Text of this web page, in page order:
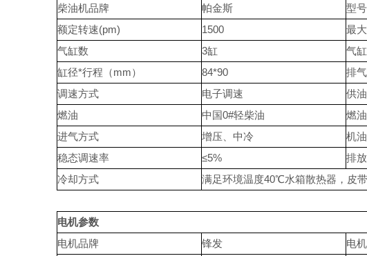
柴油机品牌
帕金斯 型号
额定转速(pm)
1500 最
气缸数
3缸 气
缸径*行程（mm）
84*90 排气
调速方式
电子调速 供
燃油
中国0#轻柴油 燃
进气方式
增压、中冷 机
稳态调速率
≤5% 排
冷却方式
满足环境温度40℃水箱散热器，皮
电机参数
电机品牌
锋发 电